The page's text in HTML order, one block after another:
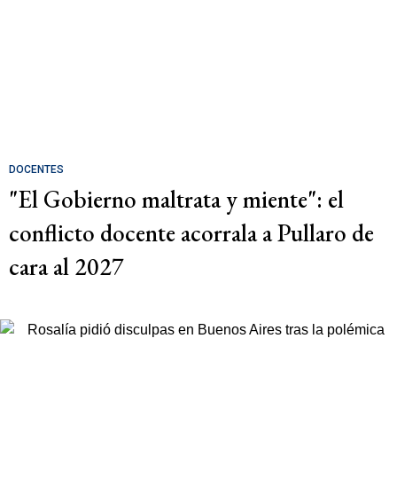
DOCENTES
"El Gobierno maltrata y miente": el
conflicto docente acorrala a Pullaro de
cara al 2027